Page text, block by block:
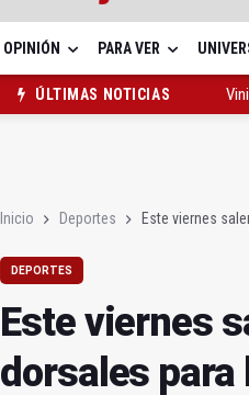
OPINIÓN PARA VER
ÚLTIMAS NOTICIAS
Inicio Deportes Este viernes
DEPORTES
Este viernes
dorsales para